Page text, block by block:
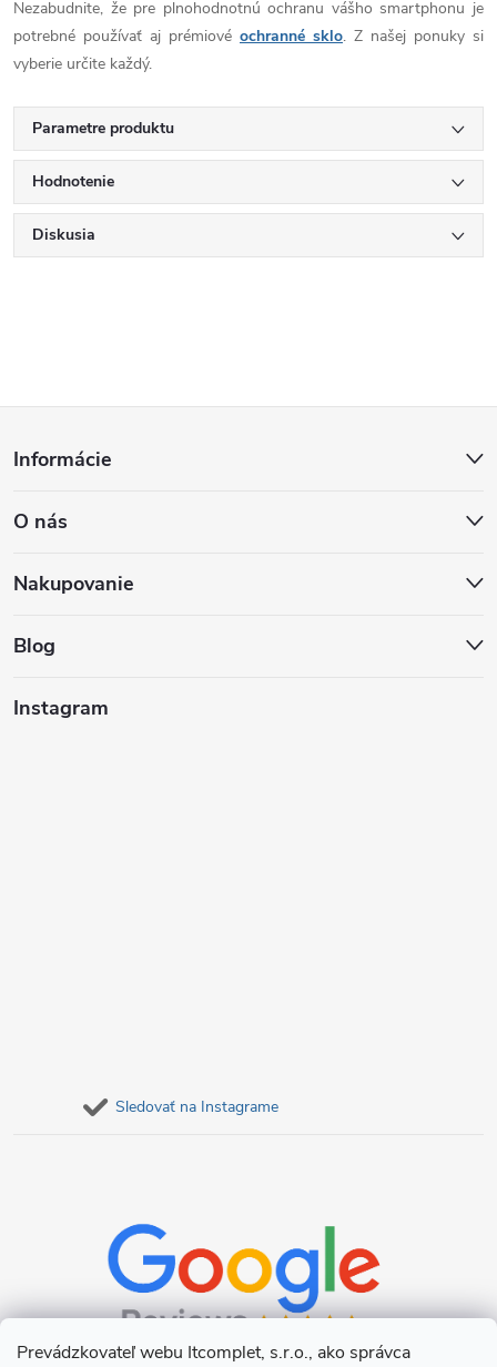
Prevádzkovateľ webu Itcomplet, s.r.o., ako správca
Nezabudnite, že pre plnohodnotnú ochranu vášho smartphonu je
potrebné používať aj prémiové ochranné sklo. Z našej ponuky si
vyberie určite každý.
Parametre produktu
Hodnotenie
Diskusia
p
ä
Informácie
O nás
Nakupovanie
Blog
Instagram
Sledovať na Instagrame